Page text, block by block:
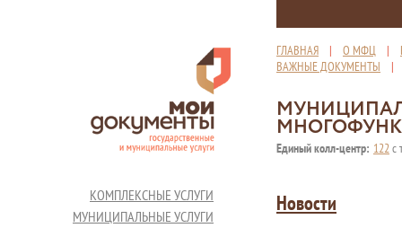
ГЛАВНАЯ | О МФЦ |
ВАЖНЫЕ ДОКУМЕНТЫ
Единый колл-центр: 122с
КОМПЛЕКСНЫЕ УСЛУГИ
МУНИЦИПАЛЬНЫЕ УСЛУГИ
Новости